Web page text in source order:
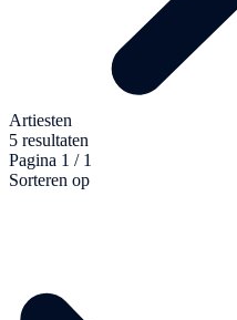
Artiesten
5 resultaten
Pagina 1 / 1
Sorteren op